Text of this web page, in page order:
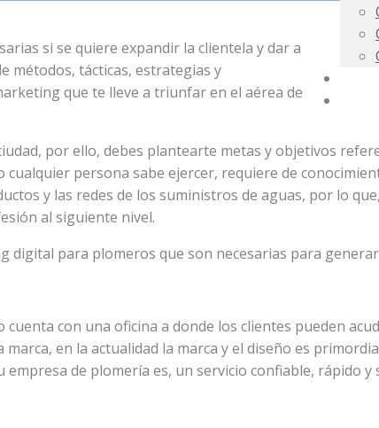
si se quiere expandir la clientela y dar a
métodos, tácticas, estrategias y
que te lleve a triunfar en el aérea de
por ello, debes plantearte metas y objetivos
persona sabe ejercer, requiere de
y las redes de los suministros de aguas, por lo
al siguiente nivel.
para plomeros que son necesarias para
con una oficina a donde los clientes pueden
en la actualidad la marca y el diseño es
de plomería es, un servicio confiable, rápido y